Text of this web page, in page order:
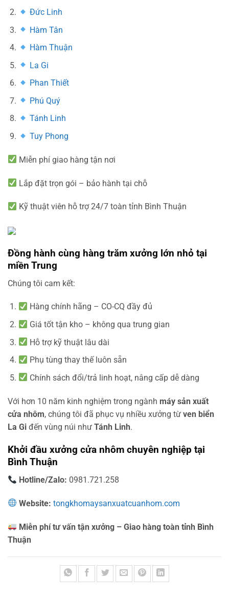
Đức Linh
Hàm Tân
Hàm Thuận
La Gi
Phan Thiết
Phú Quý
Tánh Linh
Tuy Phong
Miễn phí giao hàng tận nơi
Lắp đặt trọn gói – bảo hành tại chỗ
Kỹ thuật viên hỗ trợ 24/7 toàn tỉnh Bình Thuận
Đồng hành cùng hàng trăm xưởng lớn nhỏ tại
miền Trung
Chúng tôi cam kết:
Hàng chính hãng – CO-CQ đầy đủ
Giá tốt tận kho – không qua trung gian
Hỗ trợ kỹ thuật lâu dài
Phụ tùng thay thế luôn sẵn
Chính sách đổi/trả linh hoạt, nâng cấp dễ dàng
Với hơn 10 năm kinh nghiệm trong ngành máy sản xuất
cửa nhôm, chúng tôi đã phục vụ nhiều xưởng từ ven biển
La Gi đến vùng núi như Tánh Linh.
Khởi đầu xưởng cửa nhôm chuyên nghiệp tại
Bình Thuận
Hotline/Zalo: 0981.721.258
Website: tongkhomaysanxuatcuanhom.com
Miễn phí tư vấn tận xưởng – Giao hàng toàn tỉnh Bình
Thuận